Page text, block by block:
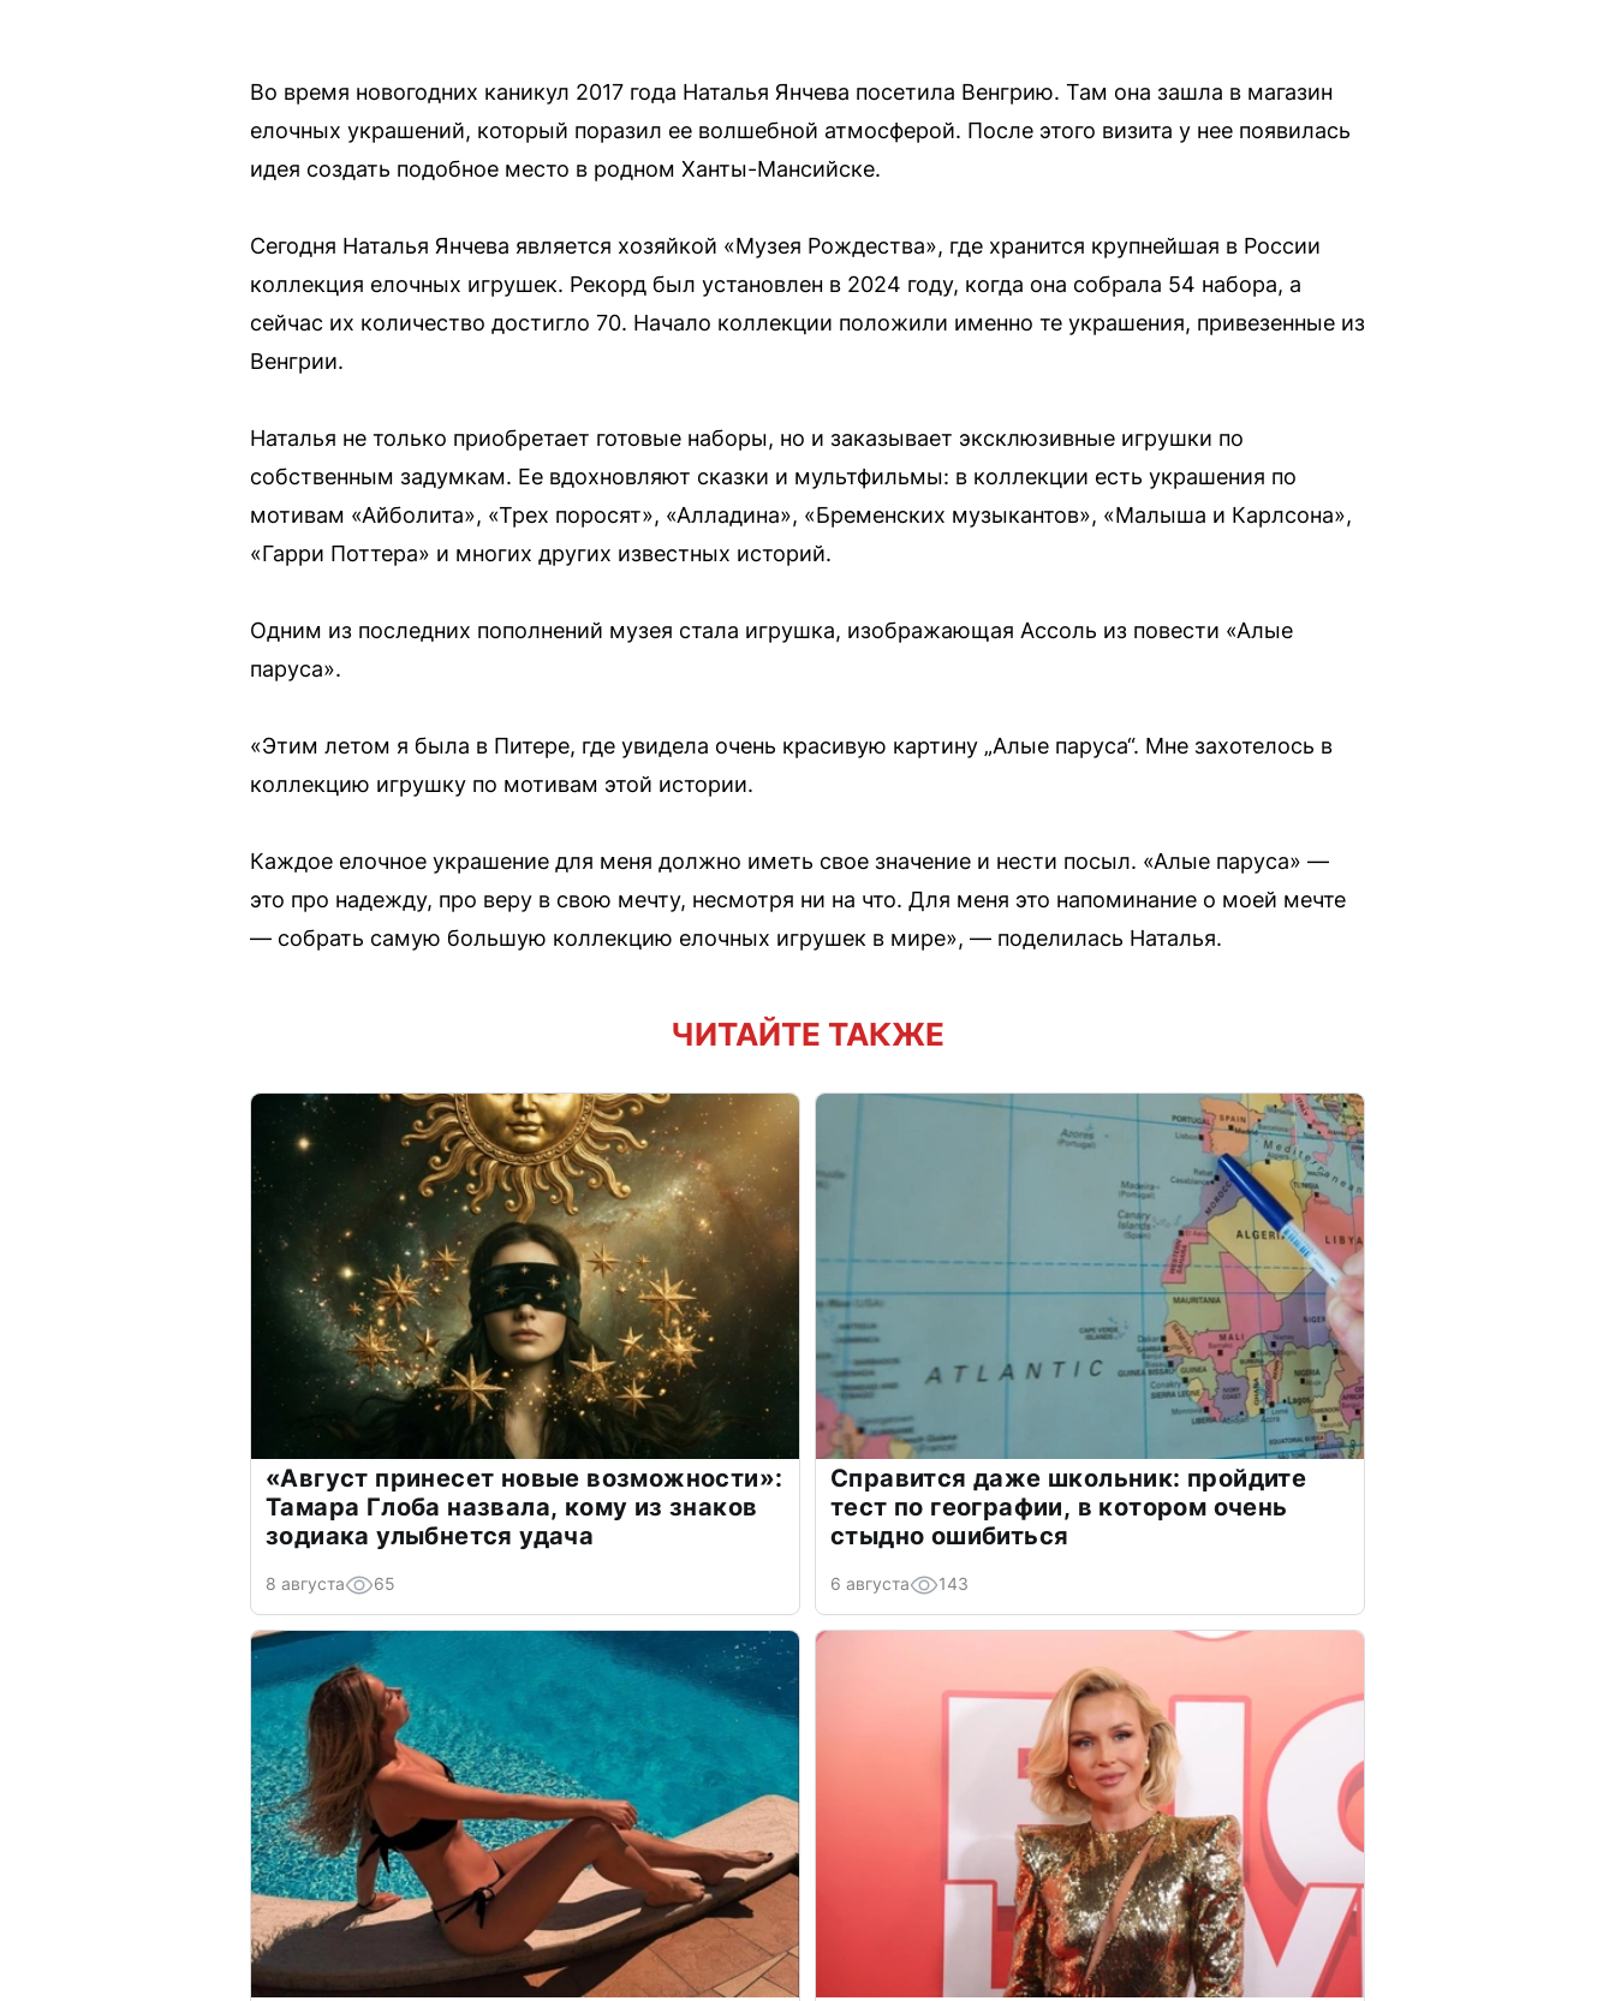
Во время новогодних каникул 2017 года Наталья Янчева посетила Венгрию. Там она зашла в магазин
елочных украшений, который поразил ее волшебной атмосферой. После этого визита у нее появилась
идея создать подобное место в родном Ханты-Мансийске.
Сегодня Наталья Янчева является хозяйкой «Музея Рождества», где хранится крупнейшая в России
коллекция елочных игрушек. Рекорд был установлен в 2024 году, когда она собрала 54 набора, а
сейчас их количество достигло 70. Начало коллекции положили именно те украшения, привезенные из
Венгрии.
Наталья не только приобретает готовые наборы, но и заказывает эксклюзивные игрушки по
собственным задумкам. Ее вдохновляют сказки и мультфильмы: в коллекции есть украшения по
мотивам «Айболита», «Трех поросят», «Алладина», «Бременских музыкантов», «Малыша и Карлсона»,
«Гарри Поттера» и многих других известных историй.
Одним из последних пополнений музея стала игрушка, изображающая Ассоль из повести «Алые
паруса».
«Этим летом я была в Питере, где увидела очень красивую картину „Алые паруса“. Мне захотелось в
коллекцию игрушку по мотивам этой истории.
Каждое елочное украшение для меня должно иметь свое значение и нести посыл. «Алые паруса» —
это про надежду, про веру в свою мечту, несмотря ни на что. Для меня это напоминание о моей мечте
— собрать самую большую коллекцию елочных игрушек в мире», — поделилась Наталья.
ЧИТАЙТЕ ТАКЖЕ
«Август принесет новые возможности»:
Тамара Глоба назвала, кому из знаков
зодиака улыбнется удача
8 августа 65
Справится даже школьник: пройдите
тест по географии, в котором очень
стыдно ошибиться
6 августа 143